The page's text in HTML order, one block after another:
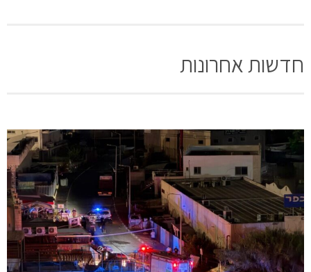
חדשות אחרונות